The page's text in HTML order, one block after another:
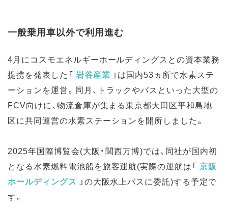
一般乗用車以外で利用進む
4月にコスモエネルギーホールディングスとの資本業務
提携を発表した 「 岩谷産業 」 は国内53ヵ所で水素ステ
ーションを運営。同月、トラックやバスといった大型の
FCV向けに、物流倉庫が集まる東京都大田区平和島地
区に共同運営の水素ステーションを開所しました。
2025年国際博覧会(大阪・関西万博)では、同社が国内初
となる水素燃料電池船を旅客運航(実際の運航は 「京阪
ホールディングス 」の大阪水上バスに委託)する予定で
す。